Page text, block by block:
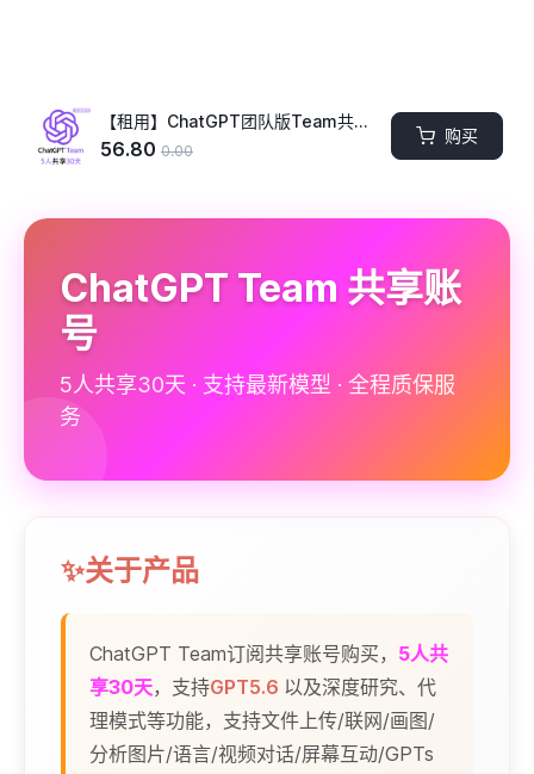
【租用】ChatGPT团队版Team共享账号 | 5人共享30天 | GPT5 3小时160次提问 | 可用GPT5.6
56.80 0.00
购买
商品描述 商品提示
ChatGPT Team 共享账
号
5人共享30天 · 支持最新模型 · 全程质保服
务
✨关于产品
ChatGPT Team订阅共享账号购买， 5人共
享30天，支持GPT5.6 以及深度研究、代
理模式等功能，支持文件上传/联网/画图/
分析图片/语言/视频对话/屏幕互动/GPTs